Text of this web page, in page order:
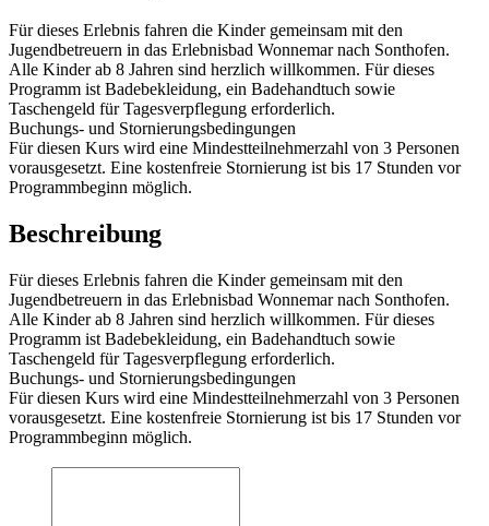
Für dieses Erlebnis fahren die Kinder gemeinsam mit den
Jugendbetreuern in das Erlebnisbad Wonnemar nach Sonthofen.
Alle Kinder ab 8 Jahren sind herzlich willkommen. Für dieses
Programm ist Badebekleidung, ein Badehandtuch sowie
Taschengeld für Tagesverpflegung erforderlich.
Buchungs- und Stornierungsbedingungen
Für diesen Kurs wird eine Mindestteilnehmerzahl von 3 Personen
vorausgesetzt. Eine kostenfreie Stornierung ist bis 17 Stunden vor
Programmbeginn möglich.
Beschreibung
Für dieses Erlebnis fahren die Kinder gemeinsam mit den
Jugendbetreuern in das Erlebnisbad Wonnemar nach Sonthofen.
Alle Kinder ab 8 Jahren sind herzlich willkommen. Für dieses
Programm ist Badebekleidung, ein Badehandtuch sowie
Taschengeld für Tagesverpflegung erforderlich.
Buchungs- und Stornierungsbedingungen
Für diesen Kurs wird eine Mindestteilnehmerzahl von 3 Personen
vorausgesetzt. Eine kostenfreie Stornierung ist bis 17 Stunden vor
Programmbeginn möglich.